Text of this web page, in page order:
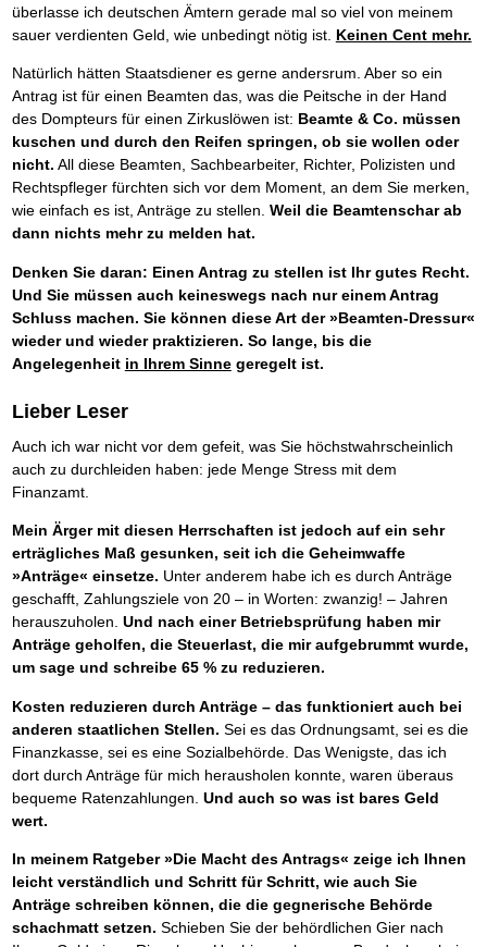
überlasse ich deutschen Ämtern gerade mal so viel von meinem
sauer verdienten Geld, wie unbedingt nötig ist. Keinen Cent mehr.
Natürlich hätten Staatsdiener es gerne andersrum. Aber so ein
Antrag ist für einen Beamten das, was die Peitsche in der Hand
des Dompteurs für einen Zirkuslöwen ist: Beamte & Co. müssen
kuschen und durch den Reifen springen, ob sie wollen oder
nicht. All diese Beamten, Sachbearbeiter, Richter, Polizisten und
Rechtspfleger fürchten sich vor dem Moment, an dem Sie merken,
wie einfach es ist, Anträge zu stellen. Weil die Beamtenschar ab
dann nichts mehr zu melden hat.
Denken Sie daran: Einen Antrag zu stellen ist Ihr gutes Recht.
Und Sie müssen auch keineswegs nach nur einem Antrag
Schluss machen. Sie können diese Art der »Beamten-Dressur«
wieder und wieder praktizieren. So lange, bis die
Angelegenheit in Ihrem Sinnegeregelt ist.
Lieber Leser
Auch ich war nicht vor dem gefeit, was Sie höchstwahrscheinlich
auch zu durchleiden haben: jede Menge Stress mit dem
Finanzamt.
Mein Ärger mit diesen Herrschaften ist jedoch auf ein sehr
erträgliches Maß gesunken, seit ich die Geheimwaffe
»Anträge« einsetze. Unter anderem habe ich es durch Anträge
geschafft, Zahlungsziele von 20 – in Worten: zwanzig! – Jahren
herauszuholen. Und nach einer Betriebsprüfung haben mir
Anträge geholfen, die Steuerlast, die mir aufgebrummt wurde,
um sage und schreibe 65 % zu reduzieren.
Kosten reduzieren durch Anträge – das funktioniert auch bei
anderen staatlichen Stellen. Sei es das Ordnungsamt, sei es die
Finanzkasse, sei es eine Sozialbehörde. Das Wenigste, das ich
dort durch Anträge für mich herausholen konnte, waren überaus
bequeme Ratenzahlungen. Und auch so was ist bares Geld
wert.
In meinem Ratgeber »Die Macht des Antrags« zeige ich Ihnen
leicht verständlich und Schritt für Schritt, wie auch Sie
Anträge schreiben können, die die gegnerische Behörde
schachmatt setzen. Schieben Sie der behördlichen Gier nach